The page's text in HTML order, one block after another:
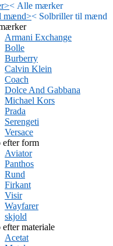
>< Alle mærker
mænd>< Solbriller til mænd
Armani Exchange
Bolle
Burberry
Calvin Klein
Coach
Dolce And Gabbana
Michael Kors
Prada
Serengeti
Versace
efter form
Aviator
Panthos
Rund
Firkant
Visir
Wayfarer
skjold
efter materiale
Acetat